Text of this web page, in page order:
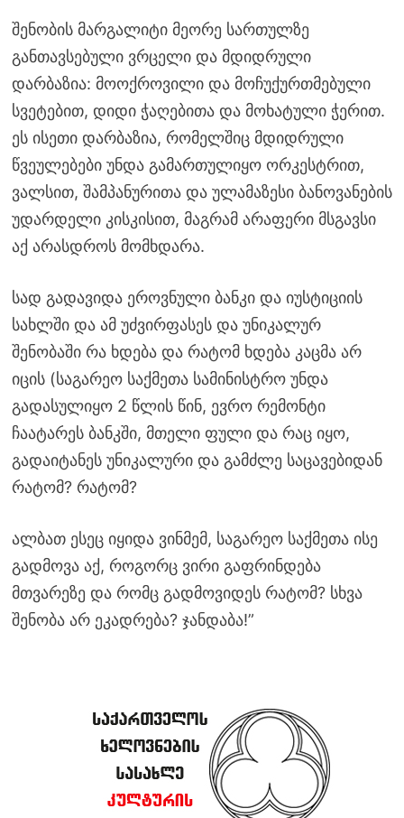
შენობის მარგალიტი მეორე სართულზე
განთავსებული ვრცელი და მდიდრული
დარბაზია: მოოქროვილი და მოჩუქურთმებული
სვეტებით, დიდი ჭაღებითა და მოხატული ჭერით.
ეს ისეთი დარბაზია, რომელშიც მდიდრული
წვეულებები უნდა გამართულიყო ორკესტრით,
ვალსით, შამპანურითა და ულამაზესი ბანოვანების
უდარდელი კისკისით, მაგრამ არაფერი მსგავსი
აქ არასდროს მომხდარა.
სად გადავიდა ეროვნული ბანკი და იუსტიციის
სახლში და ამ უძვირფასეს და უნიკალურ
შენობაში რა ხდება და რატომ ხდება კაცმა არ
იცის (საგარეო საქმეთა სამინისტრო უნდა
გადასულიყო 2 წლის წინ, ევრო რემონტი
ჩაატარეს ბანკში, მთელი ფული და რაც იყო,
გადაიტანეს უნიკალური და გამძლე საცავებიდან
რატომ? რატომ?
ალბათ ესეც იყიდა ვინმემ, საგარეო საქმეთა ისე
გადმოვა აქ, როგორც ვირი გაფრინდება
მთვარეზე და რომც გადმოვიდეს რატომ? სხვა
შენობა არ ეკადრება? ჯანდაბა!”